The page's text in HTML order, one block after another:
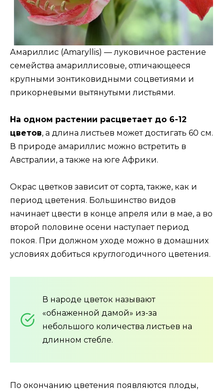
Амариллис (Amaryllis) — луковичное растение
семейства амариллисовые, отличающееся
крупными зонтиковидными соцветиями и
прикорневыми вытянутыми листьями.
На одном растении расцветает до 6-12
цветов, а длина листьев может достигать 60 см.
В природе амариллис можно встретить в
Австралии, а также на юге Африки.
Окрас цветков зависит от сорта, также, как и
период цветения. Большинство видов
начинает цвести в конце апреля или в мае, а во
второй половине осени наступает период
покоя. При должном уходе можно в домашних
условиях добиться круглогодичного цветения.
В народе цветок называют
«обнаженной дамой» из-за
небольшого количества листьев на
длинном стебле.
По окончанию цветения появляются плоды,